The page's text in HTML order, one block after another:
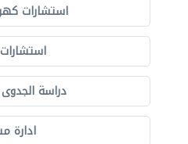
استشارات
دراسة
ادارة